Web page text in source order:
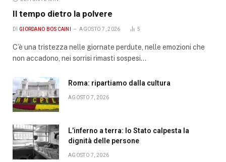
Il tempo dietro la polvere
DI GIORDANO BOSCAINI AGOSTO 7, 2026 5
C’è una tristezza nelle giornate perdute, nelle emozioni che
non accadono, nei sorrisi rimasti sospesi…
Roma: ripartiamo dalla cultura
AGOSTO 7, 2026
L’inferno a terra: lo Stato calpesta la
dignità delle persone
AGOSTO 7, 2026